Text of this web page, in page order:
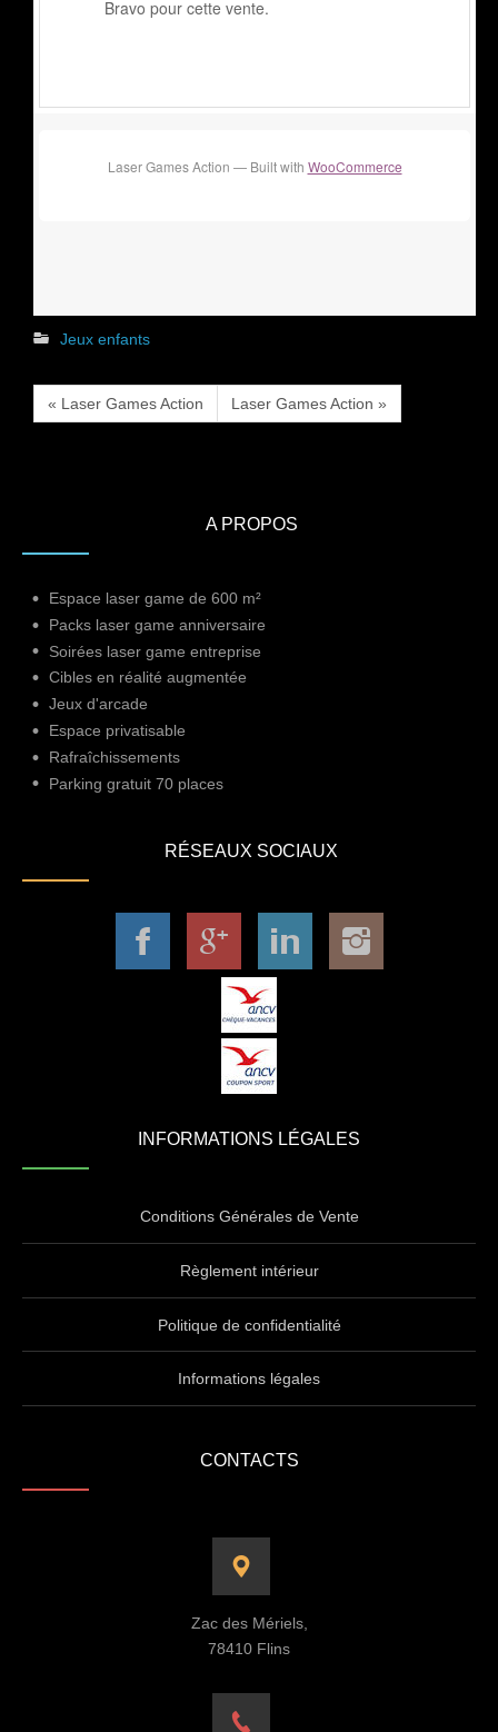
Bravo pour cette vente.
Laser Games Action — Built with WooCommerce
Jeux enfants
« Laser Games Action Laser Games Action »
A PROPOS
Espace laser game de 600 m²
Packs laser game anniversaire
Soirées laser game entreprise
Cibles en réalité augmentée
Jeux d'arcade
Espace privatisable
Rafraîchissements
Parking gratuit 70 places
RÉSEAUX SOCIAUX
INFORMATIONS LÉGALES
Conditions Générales de Vente
Règlement intérieur
Politique de confidentialité
Informations légales
CONTACTS
Zac des Mériels,
78410 Flins